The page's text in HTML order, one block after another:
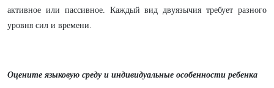
активное или пассивное. Каждый вид двуязычия требует разного
уровня сил и времени.
Оцените языковую среду и индивидуальные особенности ребенка